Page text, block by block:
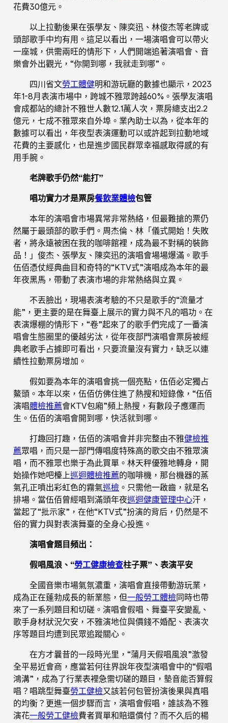
花費30億元。
以上拉動後果在張學友、陳奕迅、林俊杰等老牌或
頭部歌手中均有用。這足以看出，一場演唱會可以帶火
一座城，供需兩旺的情形下，人們開端追著演唱會、音
樂會外出觀光，“你開到哪，我就走到哪”。
四川省文勞工體健明和游玩廳的數據也顯示，2023
年1-8月表演市場中，跨城不雅眾跨越60%。張學友演唱
會成都站的總計不雅世人數12.1萬人次，票房總支出2.2
億元，七成不雅眾來自外埠。業內助士以為，從本年的
數據可以看出，年夜型表演運動可以或許起到拉動地域
花費的主要感化，也是進步國民群眾幸福感取得感的有
用手腕。
老牌歌手仍然“能打”
唱功實力才是票房餐飲業體檢包管
本年的演唱會市場異常非常熱絡，但最難搶的票仍
然屬于最頭部的歌手們。周杰倫、林「儀式開始！失敗
者，將永遠被困在我的咖啡館裡，成為最不對稱的裝飾
品！」俊杰、張學友、陳奕迅的演唱會場場爆滿。歌手
伍佰憑仗經典曲目和奇特的“KTV式”演唱成為本年的最
年夜黑馬，帶動了表演市場的非常熱絡與立異。
不丟臉出，現場表演考驗的不只是歌手的“流量才
能”，更主要的是在舞臺上展示的實力與不凡的唱功。在
表演爆棚的情形下，“卷”起來了的歌手們完成了一番演
唱會生態圈里的優越劣汰，從年夜部門演唱會票房被經
典老歌手占據即可看出，只要流量沒有實力，缺乏以連
續性拉動票房增加。
假如要為本年的演唱會挑一個亮點，伍佰必定獨占
鰲頭。本年以來，伍佰仿佛住進了熱搜和短錄像，“伍佰
演唱體檢推薦會KTV包廂”頻上熱搜，有數段子應運而
生。伍佰的演唱會開到哪，快活就到哪。
打趣回打趣，伍佰的演唱會并非完整由不雅健檢推
薦眾唱，而只是一部門傳唱度特殊高的歌交由不雅眾演
唱，而不雅眾也樂于為此買單。林天秤優雅地轉身，開
始操作她吧檯上巡迴體檢推薦的咖啡機，那台機器的蒸
氣孔正噴出彩虹色的霧氣巡檢 。只需他一啟齒，就是名
排場。當伍佰曾經唱到滿頭年夜巡迴健康管理中心汗，
當起了“批示家”，在他“KTV式”扮演的背后，仍然是不
俗的實力與對表演舞臺的全身心投進。
演唱會題目頻出：
假唱風浪、“勞工健康檢查柱子票”、表演平安
全國音樂市場氣氛濃重，演唱會直接帶動游玩業，
成為正在蓬勃成長的新業態，但一般勞工體檢同時也帶
來了一系列題目和切磋。演唱會假唱、舞臺平安變亂、
歌手身材狀況欠安，不雅演地位與價錢不婚配、表演次
序等題目均遭到民眾追蹤關心。
在方才曩昔的一段時光里，“蒲月天假唱風浪”激發
全平易近會商，應當若何往界說年夜型演唱會中的“假唱
鴻溝”，成為了行業表裡急需切磋的題目，墊音能否算假
唱？唱跳型舞臺勞工健檢又該若何包管扮演後果與真唱
的均衡？更進一個步驟而言，演唱會假唱，誰該為不雅
演花一般勞工健檢費者買單和賠還償付？而不久后的楊